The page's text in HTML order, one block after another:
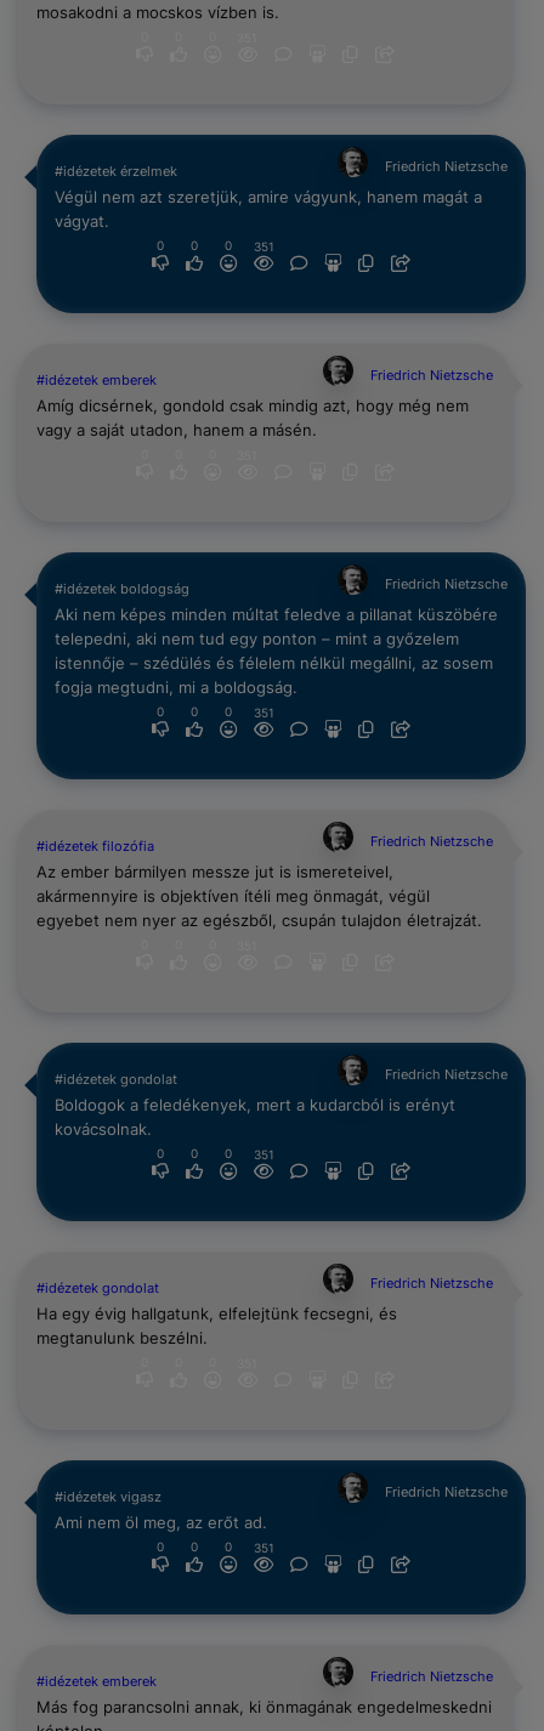
mosakodni a mocskos vízben is.
#idézetek érzelmek Friedrich Nietzsche
Végül nem azt szeretjük, amire vágyunk, hanem magát a
vágyat.
0 0 0 351
#idézetek emberek Friedrich Nietzsche
Amíg dicsérnek, gondold csak mindig azt, hogy még nem
vagy a saját utadon, hanem a másén.
#idézetek boldogság Friedrich Nietzsche
Aki nem képes minden múltat feledve a pillanat küszöbére
telepedni, aki nem tud egy ponton – mint a győzelem
istennője – szédülés és félelem nélkül megállni, az sosem
fogja megtudni, mi a boldogság.
0 0 0 351
#idézetek filozófia Friedrich Nietzsche
Az ember bármilyen messze jut is ismereteivel,
akármennyire is objektíven ítéli meg önmagát, végül
egyebet nem nyer az egészből, csupán tulajdon életrajzát.
#idézetek gondolat Friedrich Nietzsche
Boldogok a feledékenyek, mert a kudarcból is erényt
kovácsolnak.
0 0 0 351
#idézetek gondolat Friedrich Nietzsche
Ha egy évig hallgatunk, elfelejtünk fecsegni, és
megtanulunk beszélni.
#idézetek vigasz Friedrich Nietzsche
Ami nem öl meg, az erőt ad.
0 0 0 351
#idézetek emberek Friedrich Nietzsche
Más fog parancsolni annak, ki önmagának engedelmeskedni